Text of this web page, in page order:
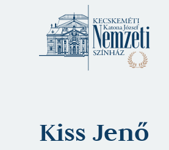
Kiss Jenő